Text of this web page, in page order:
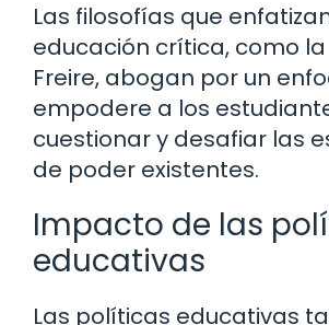
Las filosofías que
educación crítica, como la
Freire, abogan por un
empodere a los
cuestionar y desafiar las
de poder existentes.
Impacto de las
educativas
Las políticas educativas